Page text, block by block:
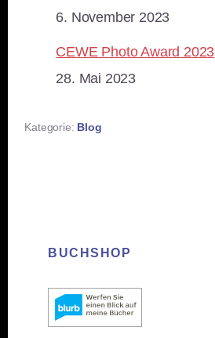
Datum
6. November 2023
CEWE Photo Award 2023
Datum
28. Mai 2023
Kategorie: Blog
BUCHSHOP